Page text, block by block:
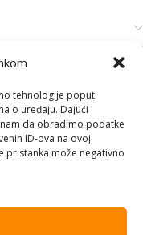
tehnologije poput
o uređaju. Dajući
da obradimo podatke
ID-ova na ovoj
pristanka može negativno